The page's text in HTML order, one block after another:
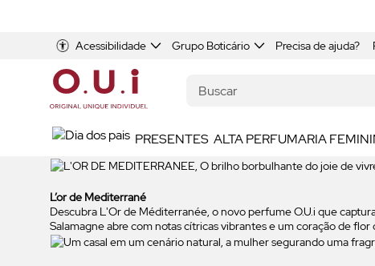
Acessibilidade Grupo Boticário Precisa de ajuda?
PRESENTES ALTA PERFUMARIA
L’or de Mediterrané
Descubra L'Or de Méditerranée, o novo perfume O.U.i que
Salamagne abre com notas cítricas vibrantes e um coração de